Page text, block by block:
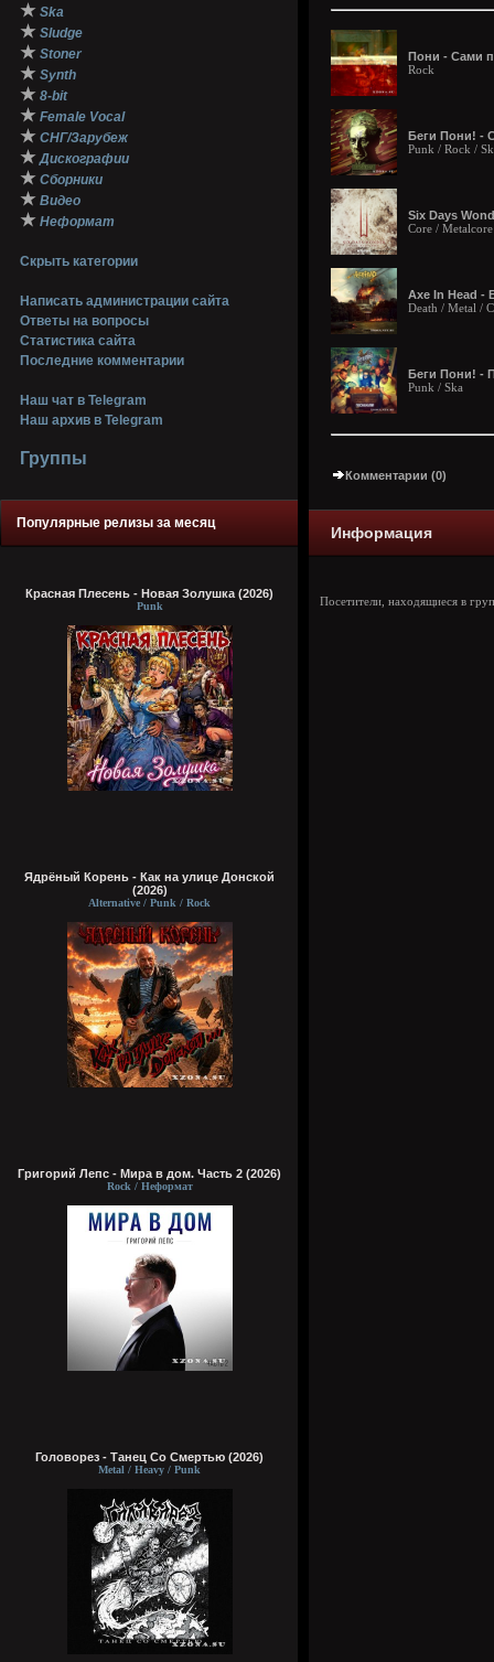
★ Ska
★ Sludge
★ Stoner
★ Synth
★ 8-bit
★ Female Vocal
★ СНГ/Зарубеж
★ Дискографии
★ Сборники
★ Видео
★ Неформат
Скрыть категории
Написать администрации сайта
Ответы на вопросы
Статистика сайта
Последние комментарии
Наш чат в Telegram
Наш архив в Telegram
Группы
Популярные релизы за месяц
Красная Плесень - Новая Золушка (2026)
Punk
Ядрёный Корень - Как на улице Донской
(2026)
Alternative / Punk / Rock
Григорий Лепс - Мира в дом. Часть 2 (2026)
Rock / Неформат
Головорез - Tанец Со Смертью (2026)
Metal / Heavy / Punk
Пони - Сами
Rock
Беги Пони! -
Punk / Rock /
Six Days
Core / Metalcore
Axe In Head -
Death / Metal /
Беги Пони! -
Punk / Ska
Комментарии (0)
Информация
Посетители, находящиеся в